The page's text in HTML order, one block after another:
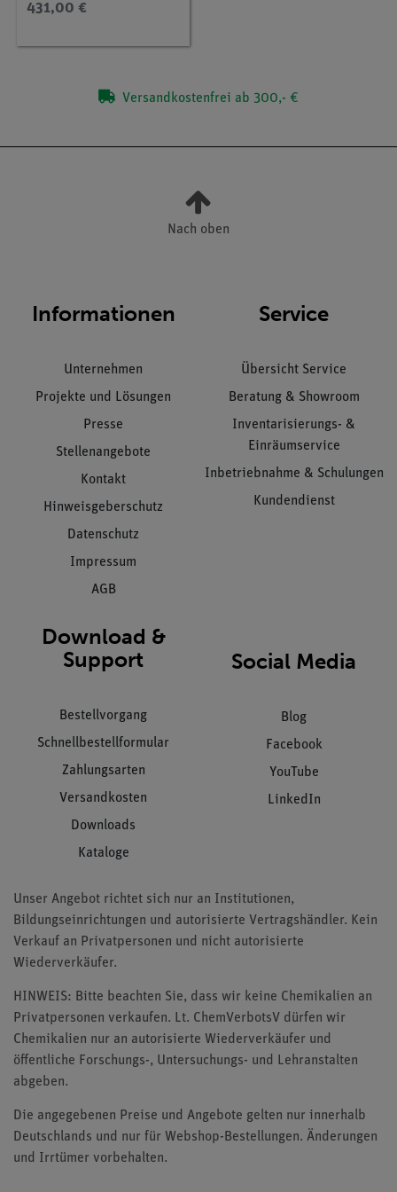
431,00 €
Versandkostenfrei ab 300,- €
Nach oben
Informationen
Unternehmen
Projekte und Lösungen
Presse
Stellenangebote
Kontakt
Hinweisgeberschutz
Datenschutz
Impressum
AGB
Service
Übersicht Service
Beratung & Showroom
Inventarisierungs- &
Einräumservice
Inbetriebnahme & Schulungen
Kundendienst
Download &
Support
Bestellvorgang
Schnellbestellformular
Zahlungsarten
Versandkosten
Downloads
Kataloge
Social Media
Blog
Facebook
YouTube
LinkedIn
Unser Angebot richtet sich nur an Institutionen,
Bildungseinrichtungen und autorisierte Vertragshändler. Kein
Verkauf an Privatpersonen und nicht autorisierte
Wiederverkäufer.
HINWEIS: Bitte beachten Sie, dass wir keine Chemikalien an
Privatpersonen verkaufen. Lt. ChemVerbotsV dürfen wir
Chemikalien nur an autorisierte Wiederverkäufer und
öffentliche Forschungs-, Untersuchungs- und Lehranstalten
abgeben.
Die angegebenen Preise und Angebote gelten nur innerhalb
Deutschlands und nur für Webshop-Bestellungen. Änderungen
und Irrtümer vorbehalten.